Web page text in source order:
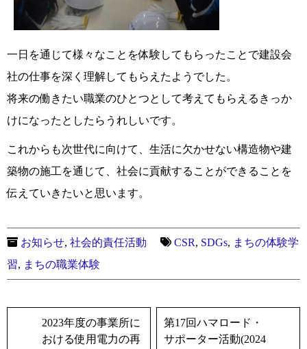
一日を通じて様々なことを体験してもらったことで建設会
社の仕事を深く理解してもらえたようでした。
将来の働きたい職業のひとつとして考えてもらえるきっか
けになったとしたらうれしいです。
これからも次世代に向けて、生活に欠かせない構造物や建
築物の施工を通じて、社会に貢献することができることを
伝えていきたいと思います。
お知らせ, 社会的責任活動 CSR, SDGs, まちの体験学
習, まちの職業体験
2023年度の事業所に
おける使用電力の再
第17回ハマロード・
サポーター活動(2024